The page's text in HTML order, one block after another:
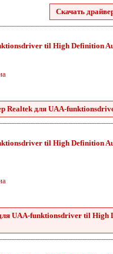
Скачать
til High Definition
Realtek для UAA-
til High Definition
UAA-funktionsdriver til